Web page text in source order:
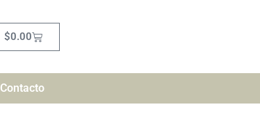
$0.00Carrito
Contacto